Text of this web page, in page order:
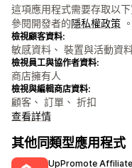
這項應用程式需要存取以
參閱開發者的隱私權政策 。
檢視顧客資料:
敏感資料、 裝置與活動資
檢視員工與協作者資料:
商店擁有人
檢視與編輯商店資料:
顧客、 訂單、 折扣
查看詳情
其他同類型應用程式
UpPromote